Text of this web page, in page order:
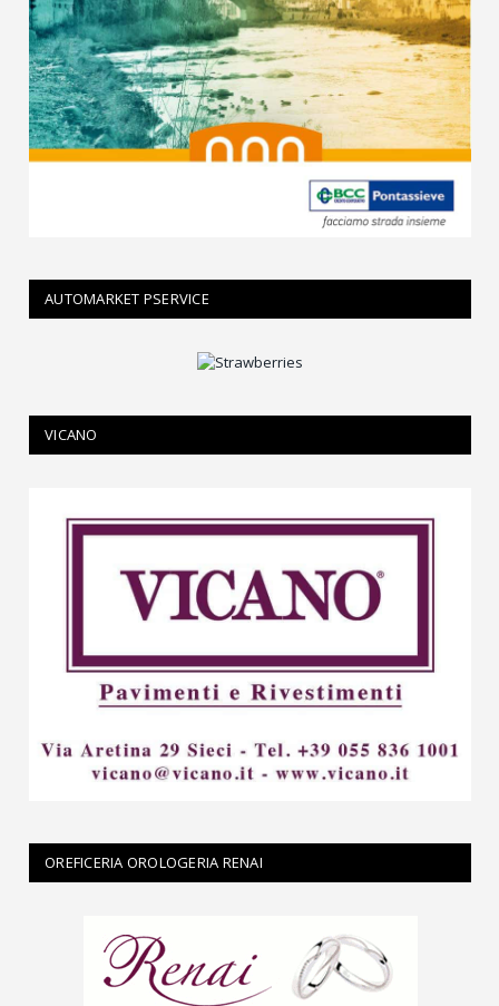
AUTOMARKET PSERVICE
VICANO
OREFICERIA OROLOGERIA RENAI